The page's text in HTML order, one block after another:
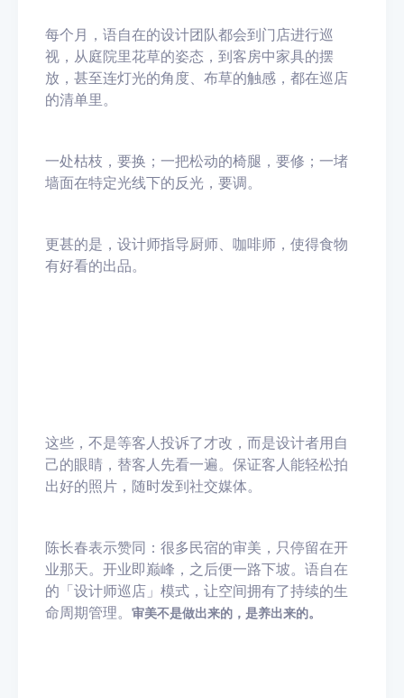
每个月，语自在的设计团队都会到门店进行巡
视，从庭院里花草的姿态，到客房中家具的摆
放，甚至连灯光的角度、布草的触感，都在巡店
的清单里。
一处枯枝，要换；一把松动的椅腿，要修；一堵
墙面在特定光线下的反光，要调。
更甚的是，设计师指导厨师、咖啡师，使得食物
有好看的出品。
这些，不是等客人投诉了才改，而是设计者用自
己的眼睛，替客人先看一遍。保证客人能轻松拍
出好的照片，随时发到社交媒体。
陈长春表示赞同：很多民宿的审美，只停留在开
业那天。开业即巅峰，之后便一路下坡。语自在
的「设计师巡店」模式，让空间拥有了持续的生
命周期管理。
审美不是做出来的，是养出来的。